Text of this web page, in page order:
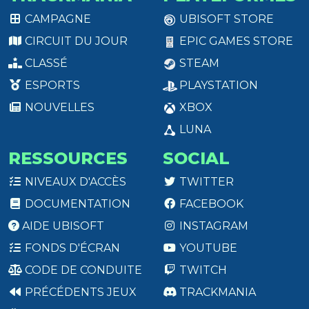
CAMPAGNE
CIRCUIT DU JOUR
CLASSÉ
ESPORTS
NOUVELLES
UBISOFT STORE
EPIC GAMES STORE
STEAM
PLAYSTATION
XBOX
LUNA
RESSOURCES
NIVEAUX D'ACCÈS
DOCUMENTATION
AIDE UBISOFT
FONDS D'ÉCRAN
CODE DE CONDUITE
PRÉCÉDENTS JEUX
SOCIAL
TWITTER
FACEBOOK
INSTAGRAM
YOUTUBE
TWITCH
TRACKMANIA